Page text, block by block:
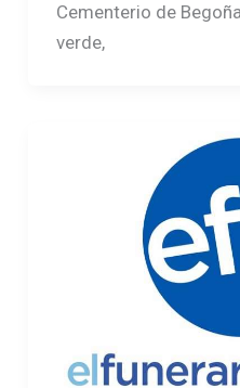
Cementerio de
verde,